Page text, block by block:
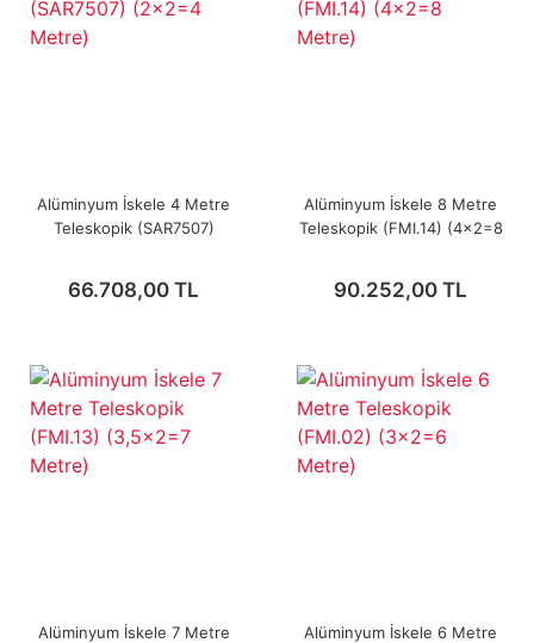
Alüminyum İskele 4 Metre
Teleskopik (SAR7507)
66.708,00 TL
Alüminyum İskele 8 Metre
Teleskopik (FMI.14) (4x2=8
90.252,00 TL
Alüminyum İskele 7 Metre
Alüminyum İskele 6 Metre